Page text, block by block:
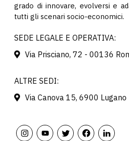
grado di innovare, evolversi e
tutti gli scenari socio-economici.
SEDE LEGALE E OPERATIVA:
Via Prisciano, 72 - 00136
ALTRE SEDI:
Via Canova 15, 6900 Lugano